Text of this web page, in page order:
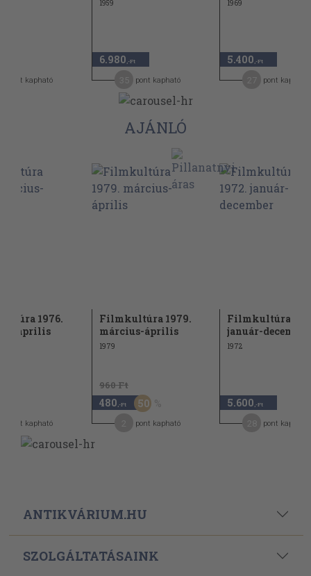
pont kapható
1959
6.980 ,-Ft
pont kapható
1969
5.400 ,-Ft
pont kapható
AJÁNLÓ
1976.
április
pont kapható
Filmkultúra 1979.
március-április
1979
960 Ft
480 ,-Ft 50
pont kapható
Filmkultúra
január-december
1972
5.600 ,-Ft
pont kapható
ANTIKVÁRIUM.HU
SZOLGÁLTATÁSAINK